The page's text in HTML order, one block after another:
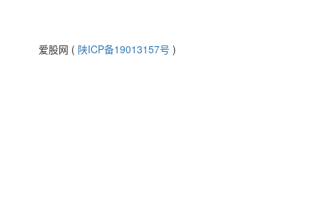
爱股网 ( 陕ICP备19013157号 )